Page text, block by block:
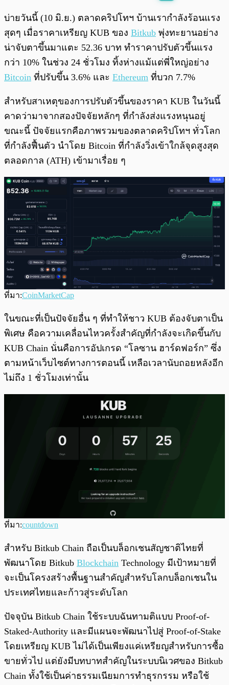
พร้อมเล่น 0:00 /
บ่ายวันนี้ (10 มิ.ย.) ตลาดคริปโทฯ บ้านเรากำลังร้อนแรง
สุดๆ เมื่อราคาเหรียญ KUB ของ Bitkub พุ่งทะยานอย่าง
น่าจับตาขึ้นมาแตะ 52.36 บาท ทำราคาปรับตัวขึ้นแรง
กว่า 10% ในช่วง 24 ชั่วโมง ทิ้งห่างแม้แต่พี่ใหญ่อย่าง
Bitcoin ที่ปรับขึ้น 3.6% และ Ethereum ที่บวก 7.7%
สำหรับสาเหตุของการปรับตัวขึ้นของราคา KUB ในวันนี้
คาดว่ามาจากสองปัจจัยหลักๆ ที่กำลังส่งแรงหนุนอยู่
ขณะนี้ ปัจจัยแรกคือภาพรวมของตลาดคริปโทฯ ทั่วโลก
ที่กำลังฟื้นตัว นำโดย Bitcoin ที่กำลังวิ่งเข้าใกล้จุดสูงสุด
ตลอดกาล (ATH) เข้ามาเรื่อย ๆ
ที่มา:CoinMarketCap
ในขณะที่เป็นปัจจัยอื่น ๆ ที่ทำให้ชาว KUB ต้องจับตาเป็น
พิเศษ คือความเคลื่อนไหวครั้งสำคัญที่กำลังจะเกิดขึ้นกับ
KUB Chain นั่นคือการอัปเกรด “โลซาน ฮาร์ดฟอร์ก” ซึ่ง
ตามหน้าเว็บไซต์ทางการตอนนี้ เหลือเวลานับถอยหลังอีก
ไม่ถึง 1 ชั่วโมงเท่านั้น
ที่มา:countdown
สำหรับ Bitkub Chain ถือเป็นบล็อกเชนสัญชาติไทยที่
พัฒนาโดย Bitkub Blockchain Technology มีเป้าหมายที่
จะเป็นโครงสร้างพื้นฐานสำคัญสำหรับโลกบล็อกเชนใน
ประเทศไทยและก้าวสู่ระดับโลก
ปัจจุบัน Bitkub Chain ใช้ระบบฉันทามติแบบ Proof-of-
Staked-Authority และมีแผนจะพัฒนาไปสู่ Proof-of-Stake
โดยเหรียญ KUB ไม่ได้เป็นเพียงแค่เหรียญสำหรับการซื้อ
ขายทั่วไป แต่ยังมีบทบาทสำคัญในระบบนิเวศของ Bitkub
Chain ทั้งใช้เป็นค่าธรรมเนียมการทำธุรกรรม หรือใช้